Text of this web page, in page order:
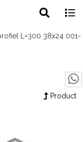
search
L=300 38x24 001-
Product